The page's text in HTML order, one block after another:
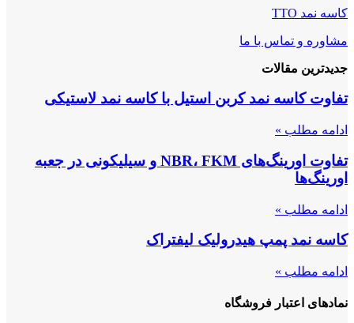
کاسه نمد TTO
مشاوره و تماس با ما
جدیدترین مقالات
تفاوت کاسه نمد کربن استیل با کاسه نمد لاستیکی
ادامه مطلب »
تفاوت اورینگ‌های NBR، FKM و سیلیکونی در جعبه
اورینگ‌ها
ادامه مطلب »
کاسه نمد پمپ هیدرولیک لیفتراک
ادامه مطلب »
نمادهای اعتبار فروشگاه